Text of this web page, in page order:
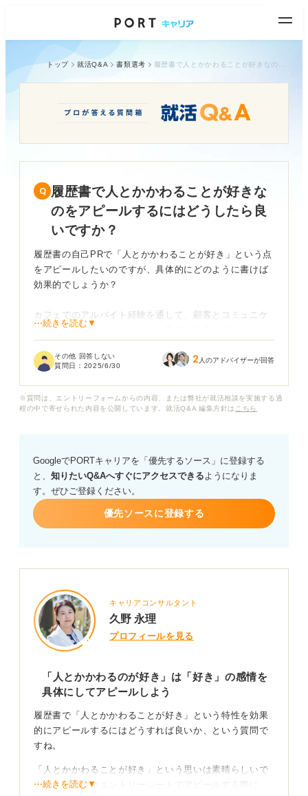
トップ 就活Q&A 書類選考
履歴書で人とかかわることが好きな
のをアピールするにはどうしたら良
いですか？
履歴書の自己PRで「人とかかわることが好き」という点
をアピールしたいのですが、具体的にどのように書けば
効果的でしょうか？
カフェでのアルバイト経験を通して、顧客とコミュニケ
ーションを取り、ちょっとした気遣いで喜んでいただい
がいを感じました。プライベートでも友人が多く、また
ではないかと思っています。
いかと不安です。
私のこの強みを履歴書で魅力的に伝えるためには、どの
ようなエピソードを盛り込み、どのように表現すれば良
いでしょうか？ 具体的な例文やアピールする際のポイン
⋯続きを読む▼
その他 回答しない
質問日： 2025/6/30 2 人のアドバイザーが回答
※質問は、エントリーフォームからの内容、または弊社が就活相談を実施する過
程の中で寄せられた内容を公開しています。就活Q&A 編集方針は こちら
GoogleでPORTキャリアを「優先するソース」に登録する
と、 知りたいQ&Aへすぐにアクセスできるようになりま
す。ぜひご登録ください。
優先ソースに登録する
キャリアコンサルタント
久野 永理
プロフィールを見る
「人とかかわるのが好き」は「好き」の感情を
具体にしてアピールしよう
履歴書で「人とかかわることが好き」という特性を効果
的にアピールするにはどうすれば良いか、という質問で
すね。
「人とかかわることが好き」という思いは素晴らしいで
すが、履歴書やエントリーシートでアピールする際に
⋯続きを読む▼